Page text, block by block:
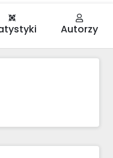
Autorzy